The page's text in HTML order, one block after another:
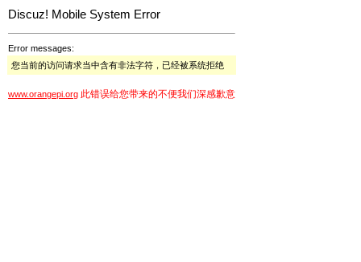
Discuz! Mobile System Error
Error messages:
您当前的访问请求当中含有非法字符，已经被系统拒绝
www.orangepi.org 此错误给您带来的不便我们深感歉意